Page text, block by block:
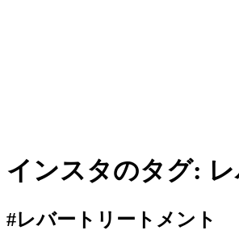
インスタのタグ:
#レバートリートメント